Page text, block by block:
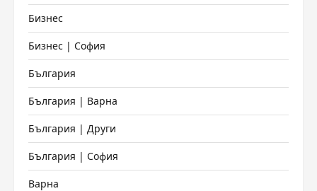
Бизнес
Бизнес | София
България
България | Варна
България | Други
България | София
Варна